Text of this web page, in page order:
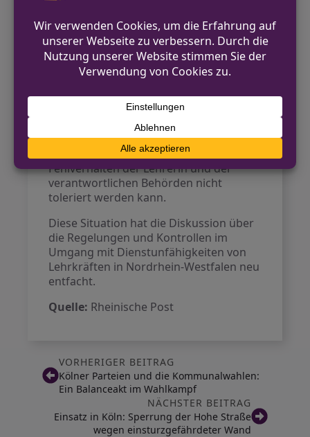
potenzielle Verletzung dieser Prinzipien
Konsequenzen haben müsse.
Die nächsten Schritte
Es bleibt abzuwarten, welche weiteren
Maßnahmen die Bezirksregierung
Düsseldorf nach der vollständigen
Aufklärung des Sachverhalts ergreifen
wird. Feller machte deutlich, dass
Fehlverhalten der Lehrerin und der
verantwortlichen Behörden nicht
toleriert werden kann.
Diese Situation hat die Diskussion über
die Regelungen und Kontrollen im
Umgang mit Dienstunfähigkeiten von
Lehrkräften in Nordrhein-Westfalen neu
entfacht.
Quelle: Rheinische Post
VORHERIGER BEITRAG
Kölner Parteien und die Kommunalwahlen:
Ein Balanceakt im Wahlkampf
NÄCHSTER BEITRAG
Einsatz in Köln: Sperrung der Hohe Straße
wegen einsturzgefährdeter Wand